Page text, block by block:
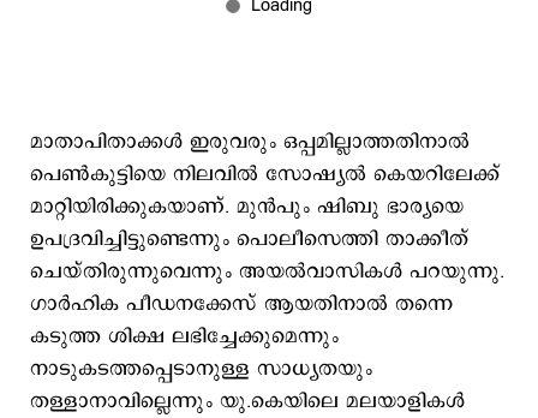
മാതാപിതാക്കള്‍ ഇരുവരും ഒപ്പമില്ലാത്തതിനാല്‍
പെണ്‍കുട്ടിയെ നിലവില്‍ സോഷ്യല്‍ കെയറിലേക്ക്
മാറ്റിയിരിക്കുകയാണ്. മുന്‍പും ഷിബു ഭാര്യയെ
ഉപദ്രവിച്ചിട്ടുണ്ടെന്നും പൊലീസെത്തി താക്കീത്
ചെയ്തിരുന്നുവെന്നും അയല്‍വാസികള്‍ പറയുന്നു.
ഗാര്‍ഹിക പീഡനക്കേസ് ആയതിനാല്‍ തന്നെ
കടുത്ത ശിക്ഷ ലഭിച്ചേക്കുമെന്നും
നാടുകടത്തപ്പെടാനുള്ള സാധ്യതയും
തള്ളാനാവില്ലെന്നും യു.കെയിലെ മലയാളികള്‍